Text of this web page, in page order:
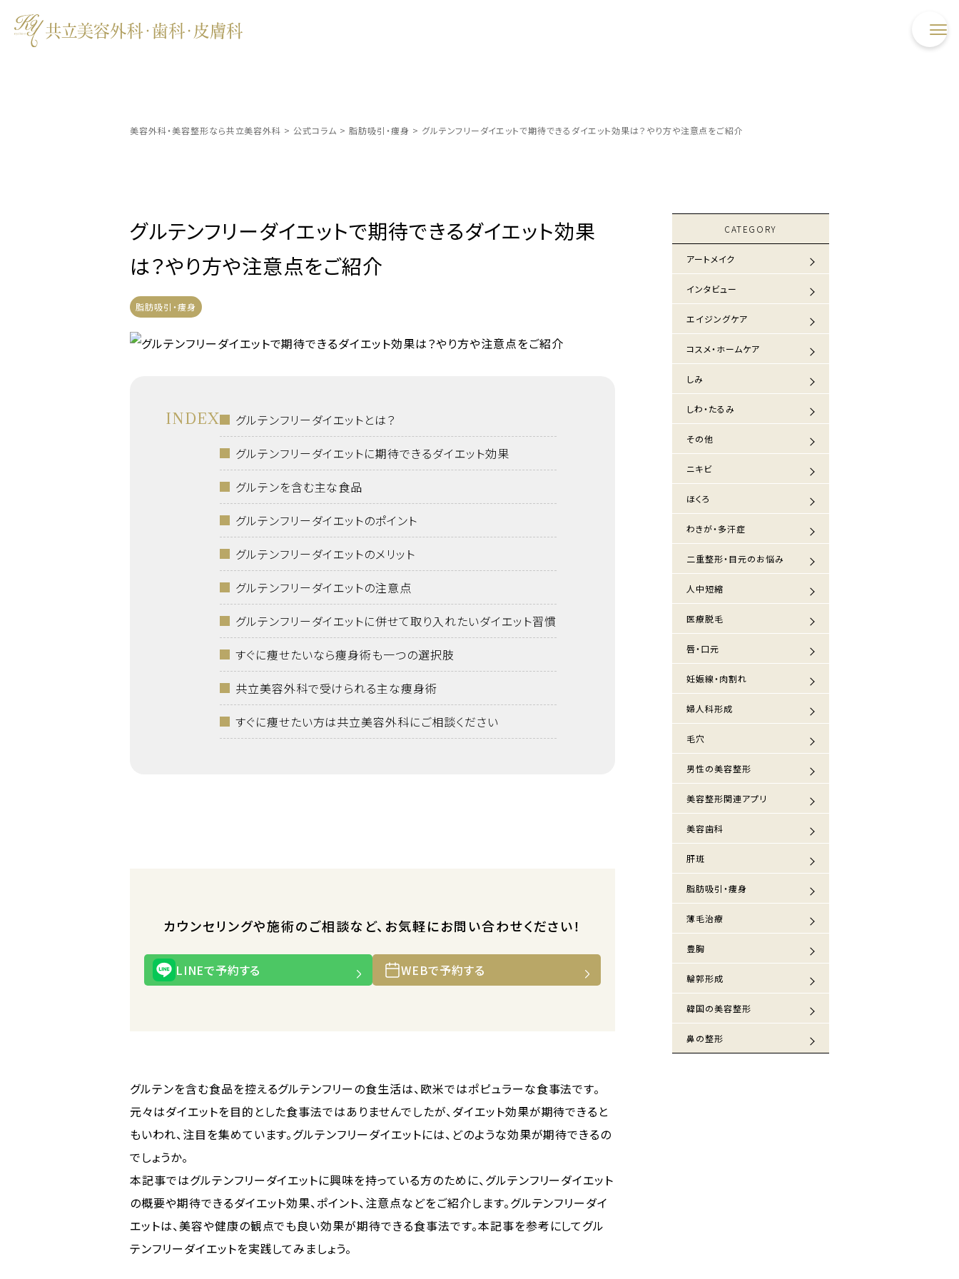
美容外科・美容整形なら共立美容外科 > 公式コラム > 脂肪吸引・痩身 > グルテンフリーダイエットで期待できるダイエット効果は？やり方や注意点をご紹介
グルテンフリーダイエットで期待できるダイエット効果
は？やり方や注意点をご紹介
脂肪吸引・痩身
INDEX
グルテンフリーダイエットとは？
グルテンフリーダイエットに期待できるダイエット効果
グルテンを含む主な食品
グルテンフリーダイエットのポイント
グルテンフリーダイエットのメリット
グルテンフリーダイエットの注意点
グルテンフリーダイエットに併せて取り入れたいダイエット習慣
すぐに痩せたいなら痩身術も一つの選択肢
共立美容外科で受けられる主な痩身術
すぐに痩せたい方は共立美容外科にご相談ください
カウンセリングや施術のご相談など、お気軽にお問い合わせください！
LINEで予約する WEBで予約する
グルテンを含む食品を控えるグルテンフリーの食生活は、欧米ではポピュラーな食事法です。
元々はダイエットを目的とした食事法ではありませんでしたが、ダイエット効果が期待できると
もいわれ、注目を集めています。グルテンフリーダイエットには、どのような効果が期待できるの
でしょうか。
本記事ではグルテンフリーダイエットに興味を持っている方のために、グルテンフリーダイエット
の概要や期待できるダイエット効果、ポイント、注意点などをご紹介します。グルテンフリーダイ
エットは、美容や健康の観点でも良い効果が期待できる食事法です。本記事を参考にしてグル
テンフリーダイエットを実践してみましょう。
CATEGORY
アートメイク
インタビュー
エイジングケア
コスメ・ホームケア
しみ
しわ・たるみ
その他
ニキビ
ほくろ
わきが・多汗症
二重整形・目元のお悩み
人中短縮
医療脱毛
唇・口元
妊娠線・肉割れ
婦人科形成
毛穴
男性の美容整形
美容整形関連アプリ
美容歯科
肝斑
脂肪吸引・痩身
薄毛治療
豊胸
輪郭形成
韓国の美容整形
鼻の整形